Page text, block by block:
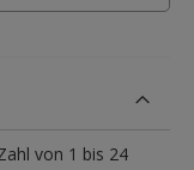
von 1 bis 24